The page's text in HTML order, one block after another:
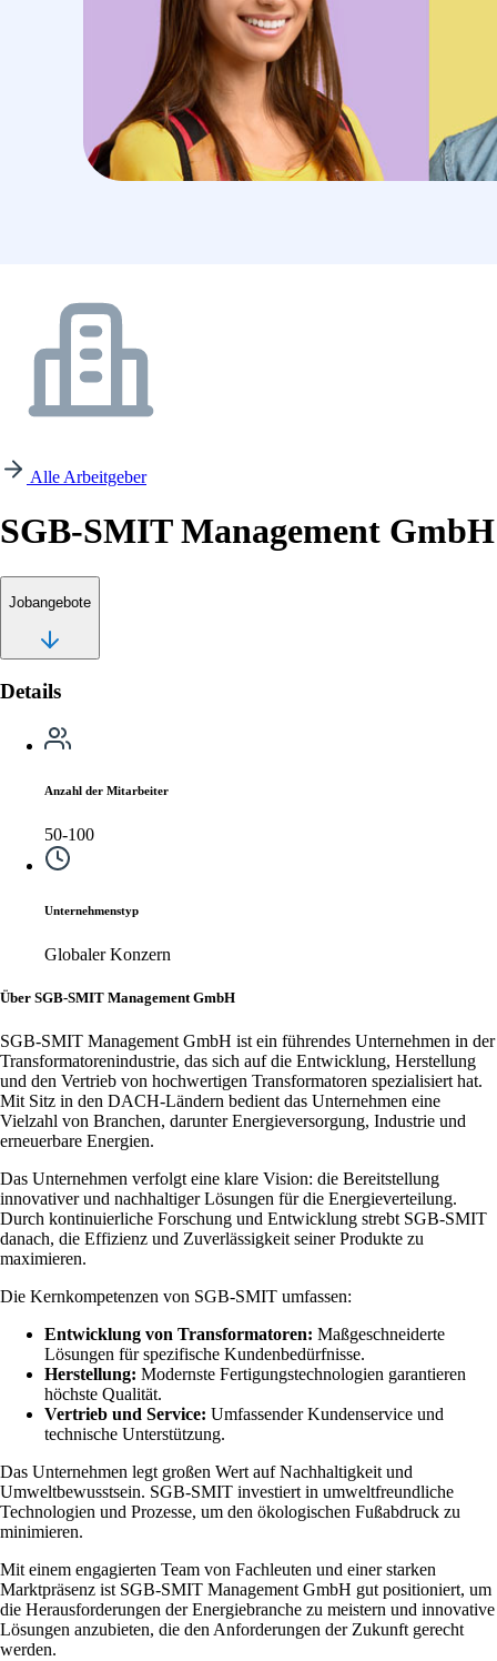
Alle Arbeitgeber
SGB-SMIT Management GmbH
Jobangebote
Details
Anzahl der Mitarbeiter
50-100
Unternehmenstyp
Globaler Konzern
Über SGB-SMIT Management GmbH
SGB-SMIT Management GmbH ist ein führendes Unternehmen in der
Transformatorenindustrie, das sich auf die Entwicklung, Herstellung
und den Vertrieb von hochwertigen Transformatoren spezialisiert hat.
Mit Sitz in den DACH-Ländern bedient das Unternehmen eine
Vielzahl von Branchen, darunter Energieversorgung, Industrie und
erneuerbare Energien.
Das Unternehmen verfolgt eine klare Vision: die Bereitstellung
innovativer und nachhaltiger Lösungen für die Energieverteilung.
Durch kontinuierliche Forschung und Entwicklung strebt SGB-SMIT
danach, die Effizienz und Zuverlässigkeit seiner Produkte zu
maximieren.
Die Kernkompetenzen von SGB-SMIT umfassen:
Entwicklung von Transformatoren: Maßgeschneiderte
Lösungen für spezifische Kundenbedürfnisse.
Herstellung: Modernste Fertigungstechnologien garantieren
höchste Qualität.
Vertrieb und Service: Umfassender Kundenservice und
technische Unterstützung.
Das Unternehmen legt großen Wert auf Nachhaltigkeit und
Umweltbewusstsein. SGB-SMIT investiert in umweltfreundliche
Technologien und Prozesse, um den ökologischen Fußabdruck zu
minimieren.
Mit einem engagierten Team von Fachleuten und einer starken
Marktpräsenz ist SGB-SMIT Management GmbH gut positioniert, um
die Herausforderungen der Energiebranche zu meistern und innovative
Lösungen anzubieten, die den Anforderungen der Zukunft gerecht
werden.